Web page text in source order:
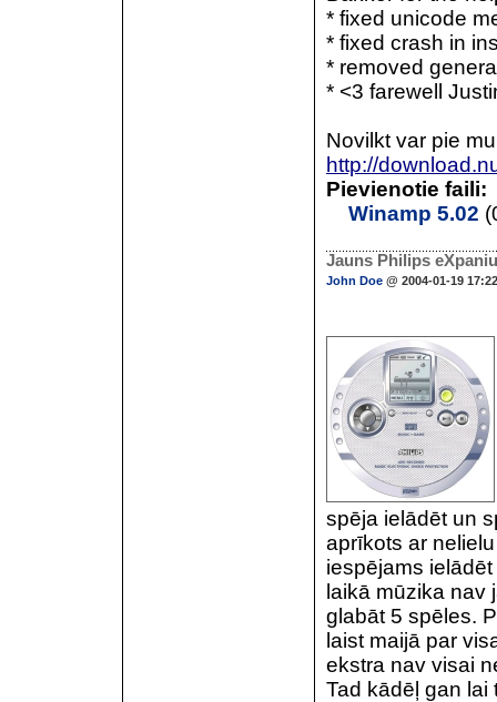
* fixed unicode
* fixed crash in
* removed
* <3 farewell
Novilkt var pie
http://
Pievienotie faili:
Winamp 5.02
Jauns Philips
John Doe @ 2004-01-19 17:22
spēja ielādēt un
aprīkots ar
iespējams
laikā mūzika nav
glabāt 5 spēles.
laist maijā par
ekstra nav visai
Tad kādēļ gan lai